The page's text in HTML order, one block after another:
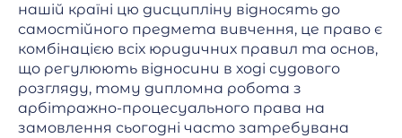
нашій країні цю дисципліну відносять до
самостійного предмета вивчення, це право є
комбінацією всіх юридичних правил та основ,
що регулюють відносини в ході судового
розгляду, тому дипломна робота з
арбітражно-процесуального права на
замовлення сьогодні часто затребувана